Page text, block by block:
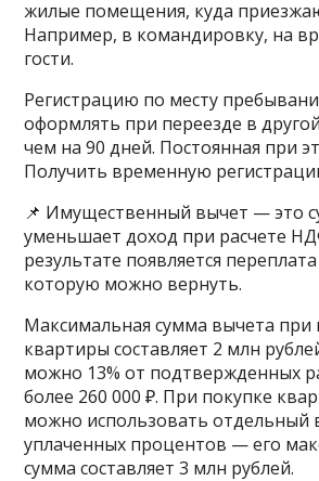
жилые помещения, куда
Например, в командировку, на
гости.
Регистрацию по месту
оформлять при переезде в
чем на 90 дней. Постоянная при
Получить временную
📌 Имущественный вычет — это
уменьшает доход при расчете
результате появляется
которую можно вернуть.
Максимальная сумма вычета при
квартиры составляет 2 млн
можно 13% от подтвержденных
более 260 000 ₽. При покупке
можно использовать отдельный
уплаченных процентов — его
сумма составляет 3 млн рублей.